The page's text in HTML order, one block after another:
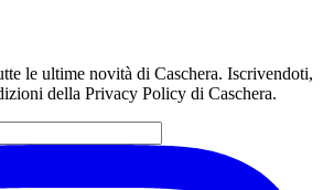
le ultime novità di Caschera. Iscrivendoti,
della Privacy Policy di Caschera.